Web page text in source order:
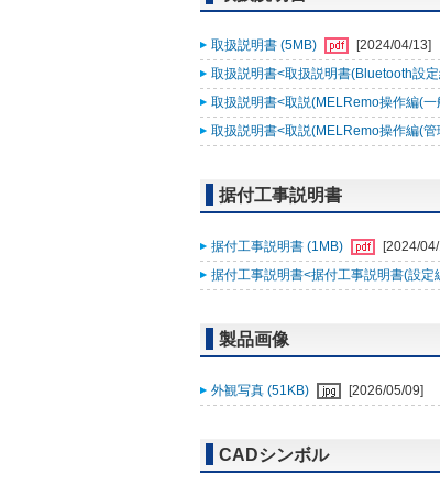
取扱説明書 (5MB)
[2024/04/13]
取扱説明書<取扱説明書(Bluetooth設
取扱説明書<取説(MELRemo操作編(
取扱説明書<取説(MELRemo操作編(
据付工事説明書
据付工事説明書 (1MB)
[2024/
据付工事説明書<据付工事説明書(設定
製品画像
外観写真 (51KB) [2026/05/09]
CADシンボル